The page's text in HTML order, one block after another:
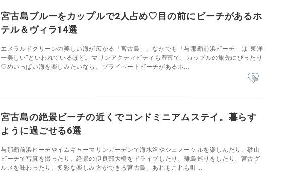
宮古島ブルーをカップルで2人占め♡目の前にビーチがあるホ
テル＆ヴィラ14選
エメラルドグリーンの美しい海が広がる「宮古島」。なかでも「与那覇前浜ビーチ」は“東洋
一美しい”といわれているほど。マリンアクティビティも豊富で、カップルの旅先にぴったり
♡めいっぱい海を楽しみたいなら、プライベートビーチがあるホ...
宮古島の絶景ビーチの近くでコンドミニアムステイ。暮らす
ように過ごせる6選
与那覇前浜ビーチやイムギャーマリンガーデンで海水浴やシュノーケルを楽しんだり、砂山
ビーチで写真を撮ったり、絶景の伊良部大橋をドライブしたり、離島巡りをしたり、宮古グ
ルメを味わったり。多彩な楽しみ方ができる宮古島。あれもこれも叶...